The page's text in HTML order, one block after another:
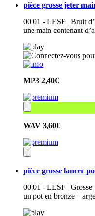
pièce grosse jeter
00:01 - LESF | Bruit
une main contenant
MP3 2,40€
WAV 3,60€
pièce grosse lancer
00:01 - LESF | Grosse
un pot en bronze –